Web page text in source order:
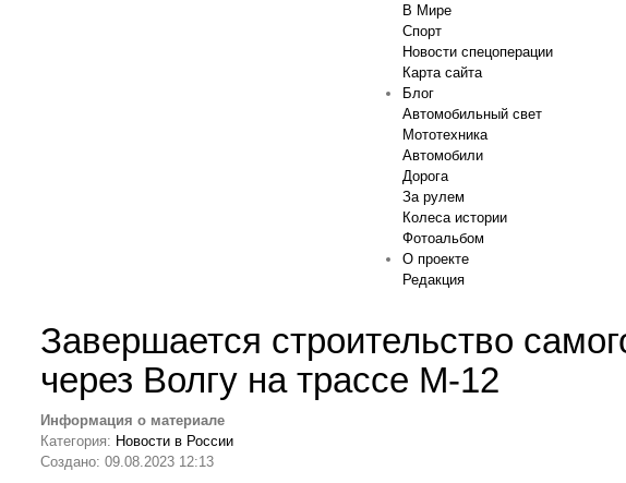
В Мире
Спорт
Новости спецоперации
Карта сайта
Блог
Автомобильный свет
Мототехника
Автомобили
Дорога
За рулем
Колеса истории
Фотоальбом
О проекте
Редакция
Завершается строительство
через Волгу на трассе М-12
Информация о материале
Категория: Новости в России
Создано: 09.08.2023 12:13